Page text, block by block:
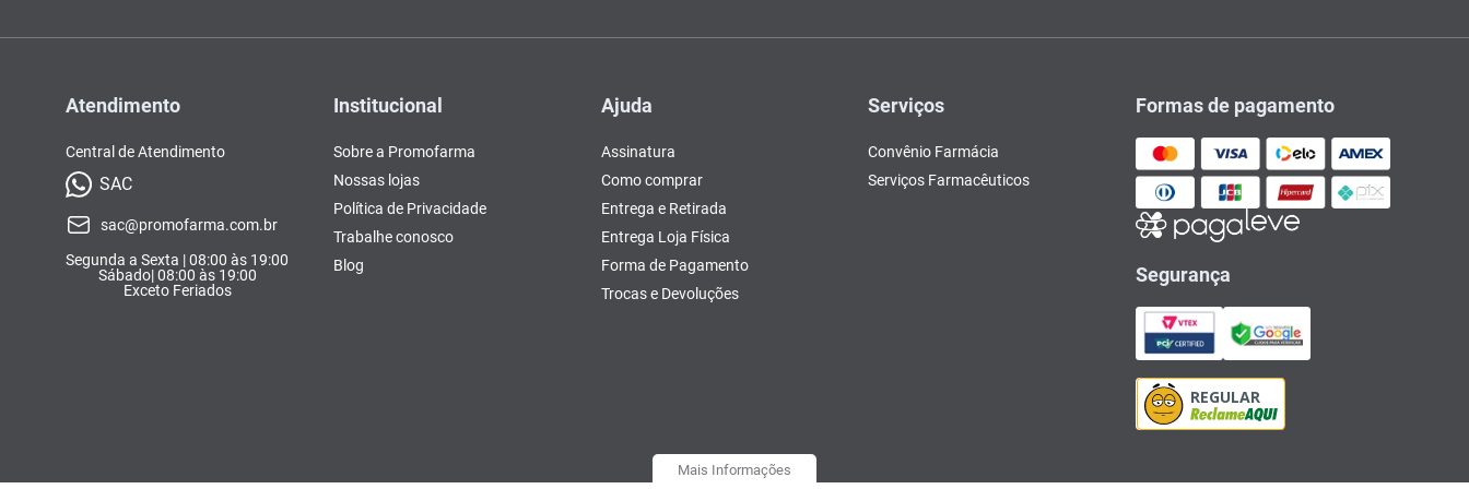
Atendimento
Central de Atendimento
SAC
sac@promofarma.com.br
Segunda a Sexta | 08:00 às 19:00
Sábado| 08:00 às 19:00
Exceto Feriados
Institucional
Sobre a Promofarma
Nossas lojas
Política de Privacidade
Trabalhe conosco
Blog
Ajuda
Assinatura
Como comprar
Entrega e Retirada
Entrega Loja Física
Forma de Pagamento
Trocas e Devoluções
Serviços
Convênio Farmácia
Serviços Farmacêuticos
Formas de pagamento
Segurança
Mais Informações